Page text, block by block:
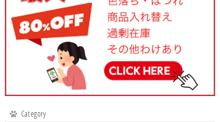
Category